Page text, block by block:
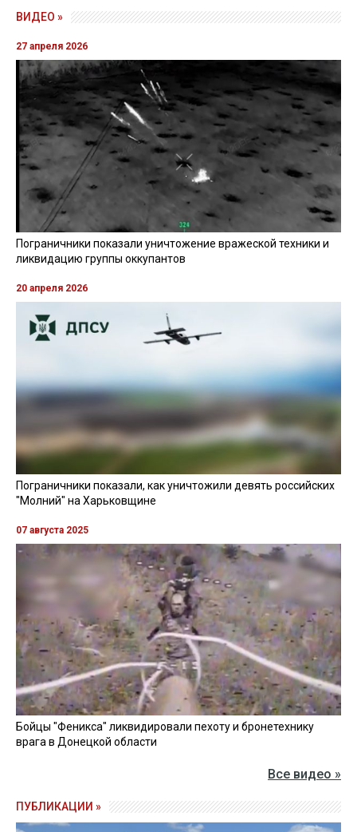
ВИДЕО »
27 апреля 2026
Пограничники показали уничтожение вражеской техники и
ликвидацию группы оккупантов
20 апреля 2026
Пограничники показали, как уничтожили девять российских
"Молний" на Харьковщине
07 августа 2025
Бойцы "Феникса" ликвидировали пехоту и бронетехнику
врага в Донецкой области
Все видео »
ПУБЛИКАЦИИ »